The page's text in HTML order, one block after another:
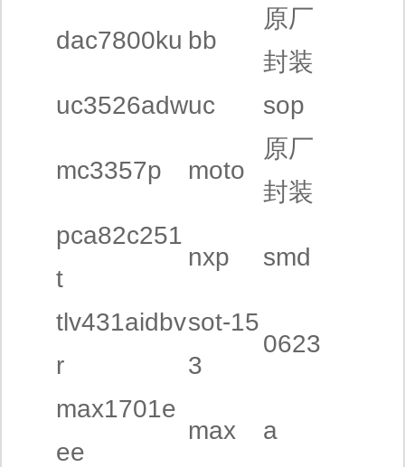
dac7800ku bb
原厂
封装
uc3526adwuc sop
mc3357p moto
原厂
封装
pca82c251
t
nxp smd
tlv431aidbv
r
sot-15
3
0623
max1701e
ee
max a